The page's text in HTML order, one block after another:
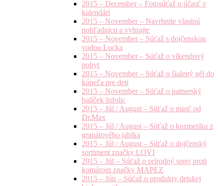
2015 – December – Fotosúťaž o účasť v
kalendári
2015 – November – Navrhnite vlastnú
pohľadnicu a vyhrajte
2015 – November – Súťaž s dojčenskou
vodou Lucka
2015 – November – Súťaž o víkendový
pobyt
2015 – November – Súťaž o šialený gél do
kúpeľa pre deti
2015 – November – Súťaž o patnerský
balíček Infolic
2015 – Júl / August – Súťaž o masť od
Dr.Max
2015 – Júl / August – Súťaž o kozmetiku z
granátového jablka
2015 – Júl / August – Súťaž o dojčenský
sortiment značky LOVI
2015 – Júl – Súťaž o prírodný sprej proti
komárom značky MAPEZ
2015 – Jún – Súťaž o produkty detskej